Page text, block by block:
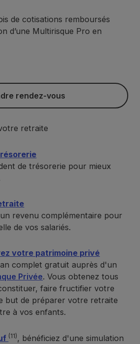
de cotisations remboursés
d’une Multirisque Pro en
rendez-vous
retraite
de trésorerie pour mieux
revenu complémentaire pour
de vos salariés.
votre patrimoine privé
complet gratuit auprès d'un
Privée. Vous obtenez tous
faire fructifier votre
but de préparer votre retraite
à vos enfants.
(11), bénéficiez d'une simulation